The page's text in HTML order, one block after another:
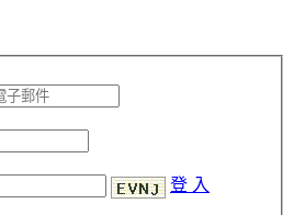
登 入